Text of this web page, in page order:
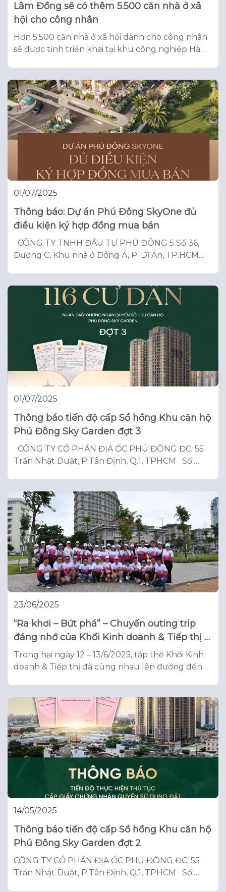
Lâm Đồng sẽ có thêm 5.500 căn nhà ở xã
hội cho công nhân
Hơn 5.500 căn nhà ở xã hội dành cho công nhân
sẽ được tỉnh triển khai tại khu công nghiệp Hàm
khu công nghiệp đô thị Hàm Kiệm II, gồm 32
khối
01/07/2025
Thông báo: Dự án Phú Đông SkyOne đủ
điều kiện ký hợp đồng mua bán
CÔNG TY TNHH ĐẦU TƯ PHÚ ĐÔNG 5 Số 36,
Đường C, Khu nhà ở Đông Á, P. Dĩ An, TP.HCM
CỘNG HÒA XÃ HỘI CHỦ NGHĨA VIỆT NAM Độc
lập – Tự do – Hạnh phúc —oOo— Tp. Hồ Chí
Minh, ngày 28 tháng 06
01/07/2025
Thông báo tiến độ cấp Sổ hồng Khu căn hộ
Phú Đông Sky Garden đợt 3
CÔNG TY CỔ PHẦN ĐỊA ỐC PHÚ ĐÔNG ĐC: 55
Trần Nhật Duật, P.Tân Định, Q.1, TPHCM Số:
Tp. Hồ Chí Minh, ngày 30 tháng 06 năm 2025
THÔNG BÁO (Về tiến độ thực
23/06/2025
“Ra khơi – Bứt phá” – Chuyến outing trip
đáng nhớ của Khối Kinh doanh & Tiếp thị –
Phú Đông Group
Trong hai ngày 12 – 13/6/2025, tập thể Khối Kinh
doanh & Tiếp thị đã cùng nhau lên đường đến
Bứt phá”. Đây không chỉ là dịp thư giãn sau
những tháng ngày làm việc hăng
14/05/2025
Thông báo tiến độ cấp Sổ hồng Khu căn hộ
Phú Đông Sky Garden đợt 2
CÔNG TY CỔ PHẦN ĐỊA ỐC PHÚ ĐÔNG ĐC: 55
Trần Nhật Duật, P.Tân Định, Q.1, TPHCM Số: